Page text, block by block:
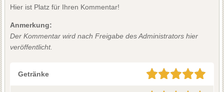
Hier ist Platz für Ihren Kommentar!
Anmerkung:
Der Kommentar wird nach Freigabe des Administrators hier
veröffentlicht.
Getränke